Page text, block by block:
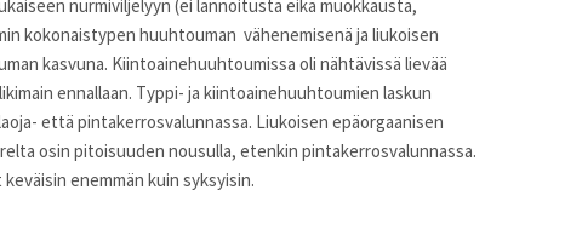
nurmiviljelyyn (ei lannoitusta eikä muokkausta,
kokonaistypen huuhtouman vähenemisenä ja liukoisen
kasvuna. Kiintoainehuuhtoumissa oli nähtävissä lievää
ennallaan. Typpi- ja kiintoainehuuhtoumien laskun
että pintakerrosvalunnassa. Liukoisen epäorgaanisen
osin pitoisuuden nousulla, etenkin pintakerrosvalunnassa.
enemmän kuin syksyisin.